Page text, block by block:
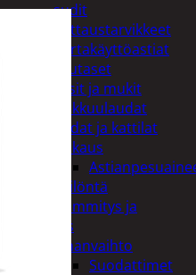
sudit
Kattaustarvikkeet
Kertakäyttöastiat
Lautaset
Lasit ja mukit
Leikkuulaudat
Padat ja kattilat
Tiskaus
Säilöntä
Kodin lämmitys ja
tuuletus
Ilmanvaihto
Suodattimet